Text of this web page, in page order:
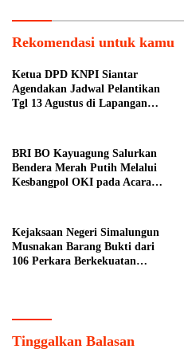
Rekomendasi untuk kamu
Ketua DPD KNPI Siantar
Agendakan Jadwal Pelantikan
Tgl 13 Agustus di Lapangan
BRI BO Kayuagung Salurkan
Bendera Merah Putih Melalui
Kesbangpol OKI pada Acara
Kejaksaan Negeri Simalungun
Musnakan Barang Bukti dari
106 Perkara Berkekuatan
Tinggalkan Balasan